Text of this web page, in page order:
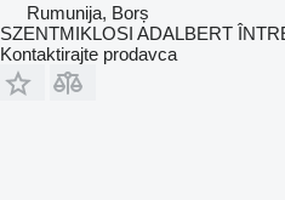
Rumunija, Borș
SZENTMIKLOSI ADALBERT
Kontaktirajte prodavca